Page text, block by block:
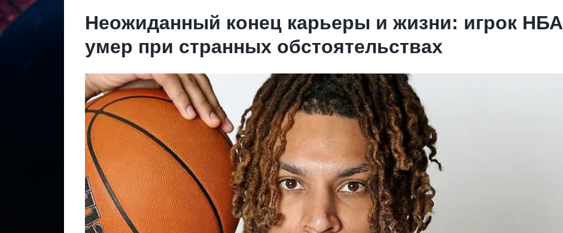
Неожиданный конец карьеры и жизни: игрок НБА
умер при странных обстоятельствах